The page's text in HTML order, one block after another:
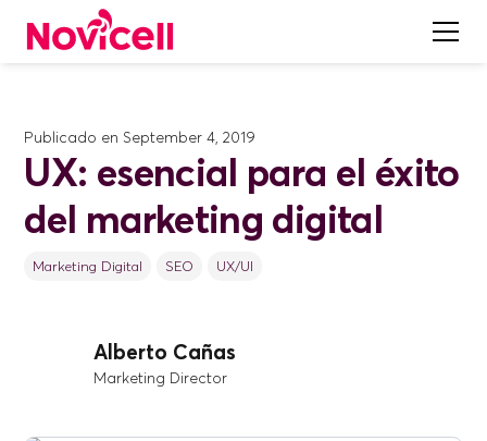
Publicado en September 4, 2019
UX: esencial para el éxito
del marketing digital
Marketing Digital SEO UX/UI
Alberto Cañas
Marketing Director